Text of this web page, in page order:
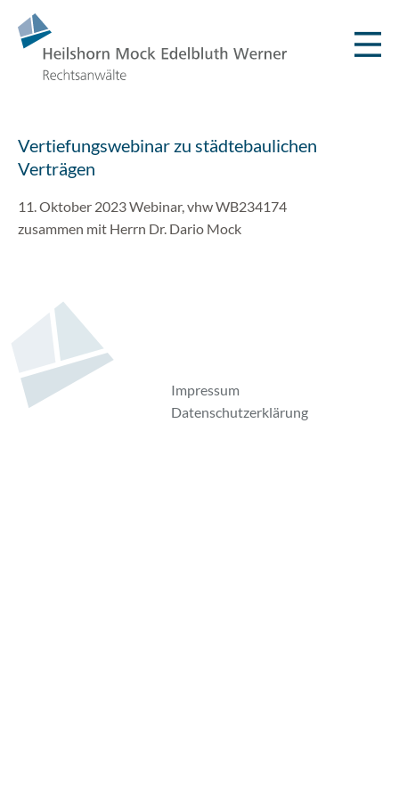
Vertiefungswebinar zu städtebaulichen
Verträgen
11. Oktober 2023 Webinar, vhw WB234174
zusammen mit Herrn Dr. Dario Mock
Impressum
Datenschutzerklärung